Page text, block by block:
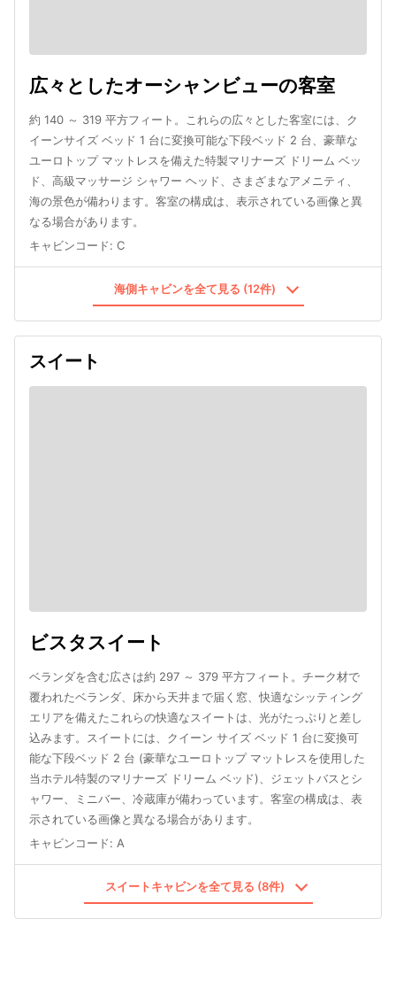
広々としたオーシャンビューの客室
約 140 ～ 319 平方フィート。これらの広々とした客室には、ク
イーンサイズ ベッド 1 台に変換可能な下段ベッド 2 台、豪華な
ユーロトップ マットレスを備えた特製マリナーズ ドリーム ベッ
ド、高級マッサージ シャワー ヘッド、さまざまなアメニティ、
海の景色が備わります。客室の構成は、表示されている画像と異
なる場合があります。
キャビンコード: C
海側キャビンを全て見る (12件)
スイート
ビスタスイート
ベランダを含む広さは約 297 ～ 379 平方フィート。チーク材で
覆われたベランダ、床から天井まで届く窓、快適なシッティング
エリアを備えたこれらの快適なスイートは、光がたっぷりと差し
込みます。スイートには、クイーン サイズ ベッド 1 台に変換可
能な下段ベッド 2 台 (豪華なユーロトップ マットレスを使用した
当ホテル特製のマリナーズ ドリーム ベッド)、ジェットバスとシ
ャワー、ミニバー、冷蔵庫が備わっています。客室の構成は、表
示されている画像と異なる場合があります。
キャビンコード: A
スイートキャビンを全て見る (8件)